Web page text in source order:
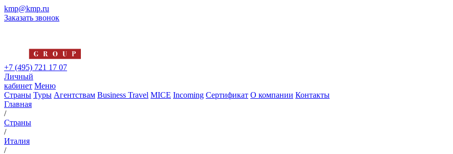
kmp@kmp.ru
Заказать звонок
+7 (495) 721 17 07
Личный
кабинет Меню
Страны Туры Агентствам Business Travel MICE Incoming Сертификат О компании Контакты
Главная
/
Страны
/
Италия
/